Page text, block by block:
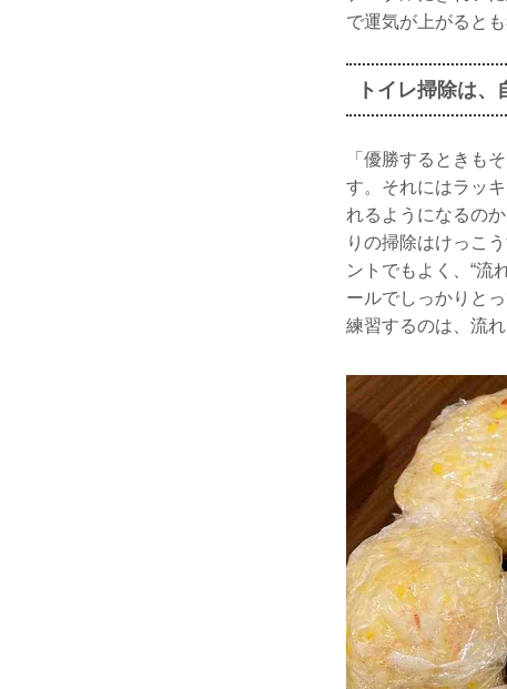
で運気が上がるとも
トイレ掃除は
「優勝するときも
す。それにはラッ
れるようになるの
りの掃除はけっこ
ントでもよく、“流
ールでしっかりと
練習するのは、流